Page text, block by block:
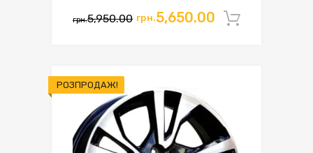
грн.5,950.00 Оригінальна
грн.5,650.00 Поточна
РОЗПРОДАЖ!